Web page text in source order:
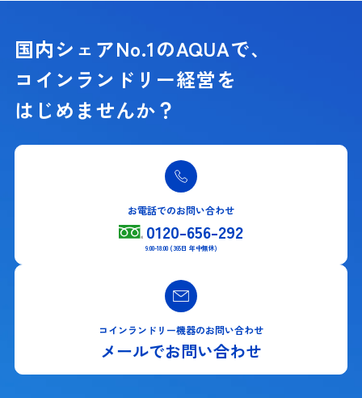
国内シェアNo.1のAQUAで、
コインランドリー経営を
はじめませんか？
お電話でのお問い合わせ
0120-656-292
9:00-18:00 (365日 年中無休)
コインランドリー機器のお問い合わせ
メールでお問い合わせ